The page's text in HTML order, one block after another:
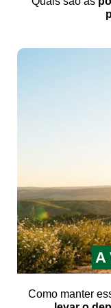
A
Como manter